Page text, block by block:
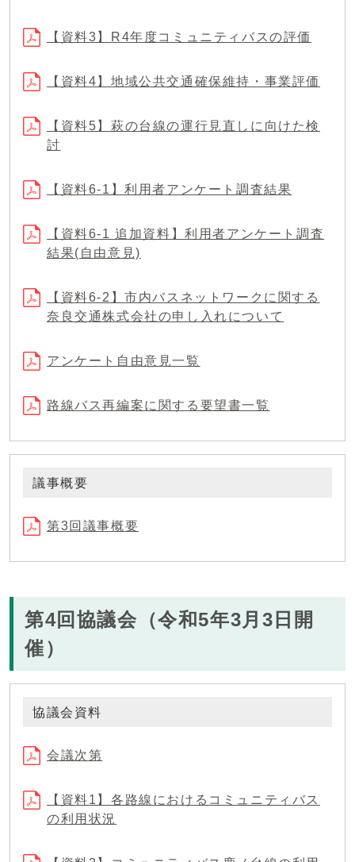
【資料3】R4年度コミュニティバスの評価
【資料4】地域公共交通確保維持・事業評価
【資料5】萩の台線の運行見直しに向けた検
討
【資料6-1】利用者アンケート調査結果
【資料6-1 追加資料】利用者アンケート調査
結果(自由意見)
【資料6-2】市内バスネットワークに関する
奈良交通株式会社の申し入れについて
アンケート自由意見一覧
路線バス再編案に関する要望書一覧
議事概要
第3回議事概要
第4回協議会（令和5年3月3日開
催）
協議会資料
会議次第
【資料1】各路線におけるコミュニティバス
の利用状況